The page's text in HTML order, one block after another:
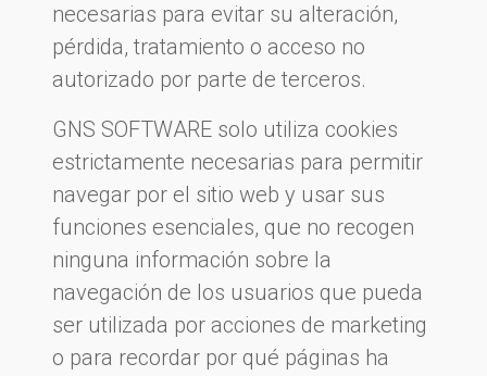
necesarias para evitar su alteración,
pérdida, tratamiento o acceso no
autorizado por parte de terceros.
GNS SOFTWARE solo utiliza cookies
estrictamente necesarias para permitir
navegar por el sitio web y usar sus
funciones esenciales, que no recogen
ninguna información sobre la
navegación de los usuarios que pueda
ser utilizada por acciones de marketing
o para recordar por qué páginas ha